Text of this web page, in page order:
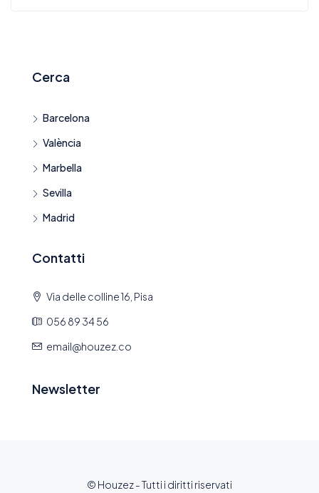
Cerca
Barcelona
València
Marbella
Sevilla
Madrid
Contatti
Via delle colline 16, Pisa
056 89 34 56
email@houzez.co
Newsletter
© Houzez - Tutti i diritti riservati